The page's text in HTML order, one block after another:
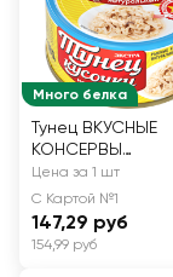
Много белка
Тунец ВКУСНЫЕ
КОНСЕРВЫ
натуральный
рубленый
Цена за 1 шт
С Картой №1
147,29 руб
154,99 руб